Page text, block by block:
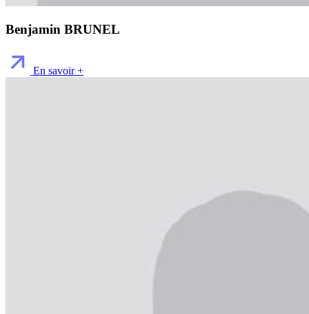
Benjamin BRUNEL
En savoir +